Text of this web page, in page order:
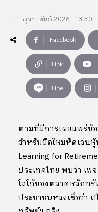
11 กุมภาพันธ์ 2026 | 13:30
Facebook
Link
Line
ตามที่มีการเผยแพร่ข้
สำหรับมือใหม่หัดเล่น
Learning for
ประเทศไทย พบว่า เพ
โลโก้ของตลาดหลักท
ประชาชนหลงเชื่อว่า